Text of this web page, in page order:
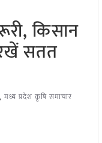
किसान
सतत
, मध्य प्रदेश कृषि समाचार